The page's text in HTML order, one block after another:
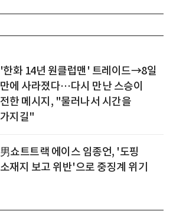
'한화 14년 원클럽맨' 트레이드→8일
만에 사라졌다…다시 만난 스승이
전한 메시지, "물러나서 시간을
가지길"
男쇼트트랙 에이스 임종언, '도핑
소재지 보고 위반'으로 중징계 위기